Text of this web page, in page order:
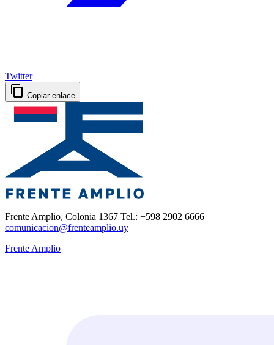
Twitter
Copiar enlace
Frente Amplio, Colonia 1367 Tel.: +598 2902 6666
comunicacion@frenteamplio.uy
Frente Amplio